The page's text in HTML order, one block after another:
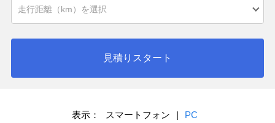
見積りスタート
表示： スマートフォン | PC